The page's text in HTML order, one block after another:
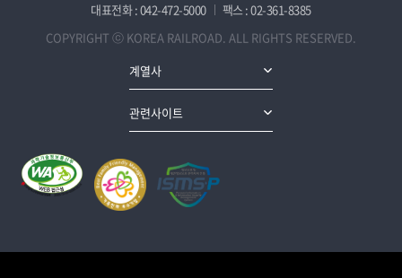
대표전화 : 042-472-5000
팩스 : 02-361-8385
COPYRIGHT ⓒ KOREA RAILROAD. ALL RIGHTS RESERVED.
계열사
관련사이트